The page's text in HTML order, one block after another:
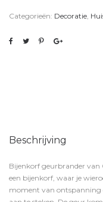
Categorieën: Decoratie,
Beschrijving
Bijenkorf geurbrander van
een bijenkorf, waar je
moment van ontspanning